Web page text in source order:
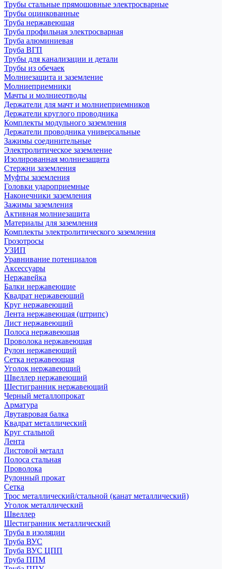
Трубы стальные прямошовные электросварные
Трубы оцинкованные
Труба нержавеющая
Труба профильная электросварная
Труба алюминиевая
Труба ВГП
Трубы для канализации и детали
Трубы из обечаек
Молниезащита и заземление
Молниеприемники
Мачты и молниеотводы
Держатели для мачт и молниеприемников
Держатели круглого проводника
Комплекты модульного заземления
Держатели проводника универсальные
Зажимы соединительные
Электролитическое заземление
Изолированная молниезащита
Стержни заземления
Муфты заземления
Головки удароприемные
Наконечники заземления
Зажимы заземления
Активная молниезащита
Материалы для заземления
Комплекты электролитического заземления
Грозотросы
УЗИП
Уравнивание потенциалов
Аксессуары
Нержавейка
Балки нержавеющие
Квадрат нержавеющий
Круг нержавеющий
Лента нержавеющая (штрипс)
Лист нержавеющий
Полоса нержавеющая
Проволока нержавеющая
Рулон нержавеющий
Сетка нержавеющая
Уголок нержавеющий
Швеллер нержавеющий
Шестигранник нержавеющий
Черный металлопрокат
Арматура
Двутавровая балка
Квадрат металлический
Круг стальной
Лента
Листовой металл
Полоса стальная
Проволока
Рулонный прокат
Сетка
Трос металлический/стальной (канат металлический)
Уголок металлический
Швеллер
Шестигранник металлический
Труба в изоляции
Труба ВУС
Труба ВУС ЦПП
Труба ППМ